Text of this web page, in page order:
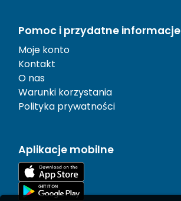
Pomoc i przydatne informacje
Moje konto
Kontakt
O nas
Warunki korzystania
Polityka prywatności
Aplikacje mobilne